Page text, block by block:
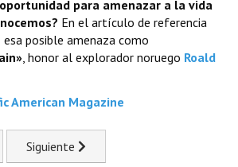
para amenazar a la vida
En el artículo de referencia
posible amenaza como
, honor al explorador noruego Roald
American Magazine
El volcán que sepultó La Atlántida, ¡ha
Next article: La teoría de la evolución
Siguiente